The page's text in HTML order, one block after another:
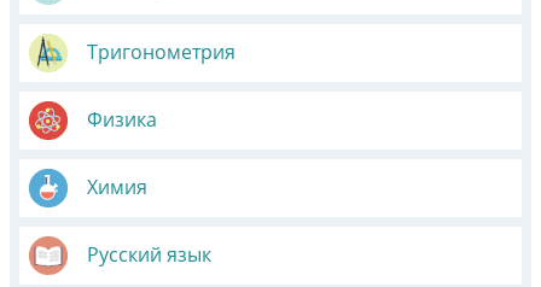
Тригонометрия
Физика
Химия
Русский язык